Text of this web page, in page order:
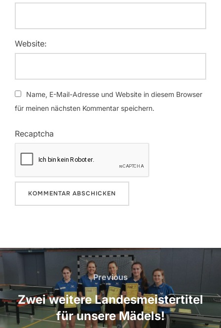
Website:
Name, E-Mail-Adresse und Website in diesem Browser
für meinen nächsten Kommentar speichern.
Recaptcha
Beitragsnavigation
Previous
Previous
Zwei weitere Landesmeistertitel
für unsere Mädels!